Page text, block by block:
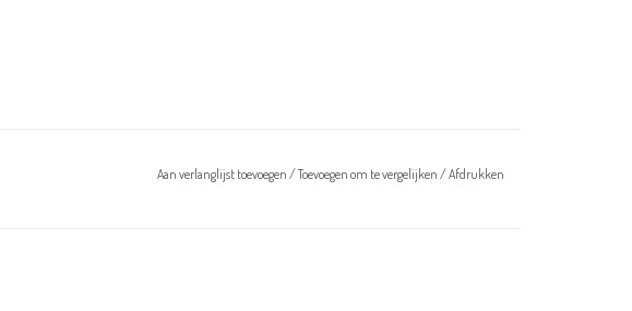
Aan verlanglijst toevoegen /Toevoegen om te vergelijken /Afdrukken